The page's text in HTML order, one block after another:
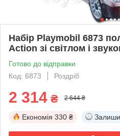
Набір Playmobil 6873
Action зі світлом і
Готово до відправки
Код: 6873
Роздріб
2 314 ₴ 2 644 ₴
Економія 330 ₴